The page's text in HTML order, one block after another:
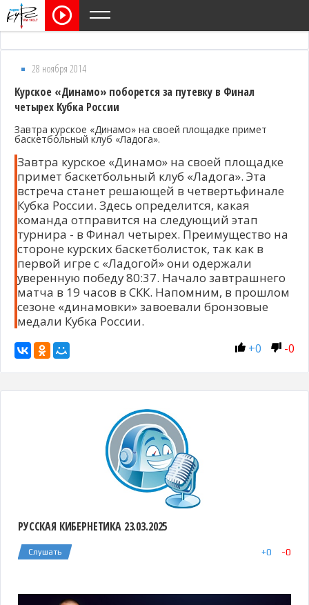
28 ноября 2014
Курское «Динамо» поборется за путевку в Финал
четырех Кубка России
Завтра курское «Динамо» на своей площадке примет
баскетбольный клуб «Ладога».
Завтра курское «Динамо» на своей площадке
примет баскетбольный клуб «Ладога». Эта
встреча станет решающей в четвертьфинале
Кубка России. Здесь определится, какая
команда отправится на следующий этап
турнира - в Финал четырех. Преимущество на
стороне курских баскетболисток, так как в
первой игре с «Ладогой» они одержали
уверенную победу 80:37. Начало завтрашнего
матча в 19 часов в СКК. Напомним, в прошлом
сезоне «динамовки» завоевали бронзовые
медали Кубка России.
+0 -0
РУССКАЯ КИБЕРНЕТИКА 23.03.2025
Слушать +0 -0